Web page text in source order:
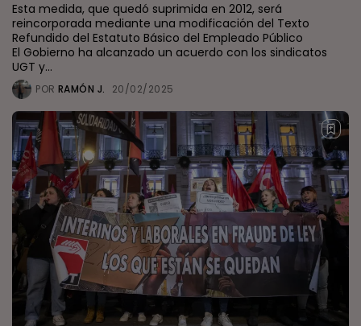
Esta medida, que quedó suprimida en 2012, será
reincorporada mediante una modificación del Texto
Refundido del Estatuto Básico del Empleado Público
El Gobierno ha alcanzado un acuerdo con los sindicatos
UGT y...
POR RAMÓN J. 20/02/2025